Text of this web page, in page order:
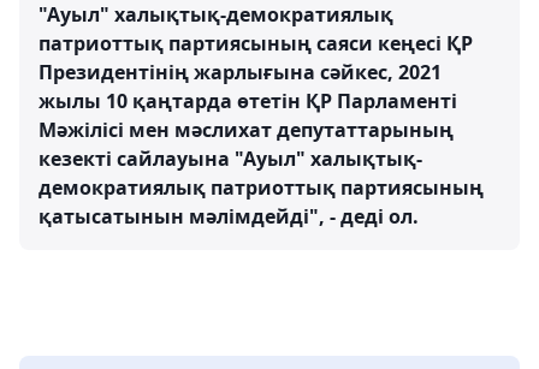
"Ауыл" халықтық-демократиялық
патриоттық партиясының саяси кеңесі ҚР
Президентінің жарлығына сәйкес, 2021
жылы 10 қаңтарда өтетін ҚР Парламенті
Мәжілісі мен мәслихат депутаттарының
кезекті сайлауына "Ауыл" халықтық-
демократиялық патриоттық партиясының
қатысатынын мәлімдейді", - деді ол.